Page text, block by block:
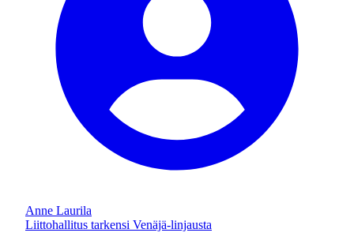
Anne Laurila
Liittohallitus tarkensi Venäjä-linjausta